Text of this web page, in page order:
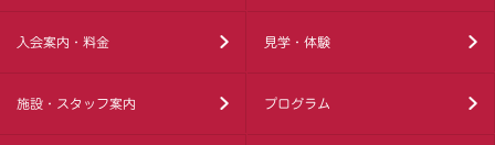
入会案内・料金 見学・体験
施設・スタッフ案内 プログラム